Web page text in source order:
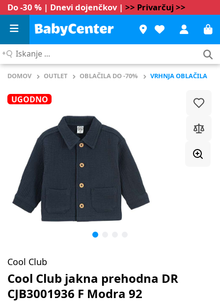
Do -30 % | Dnevi dojenčkov | >> Privarčuj >>
Iskanje
DOMOV OUTLET OBLAČILA DO -70% VRHNJA OBLAČILA
UGODNO
Cool Club
Cool Club jakna prehodna DR
CJB3001936 F Modra 92